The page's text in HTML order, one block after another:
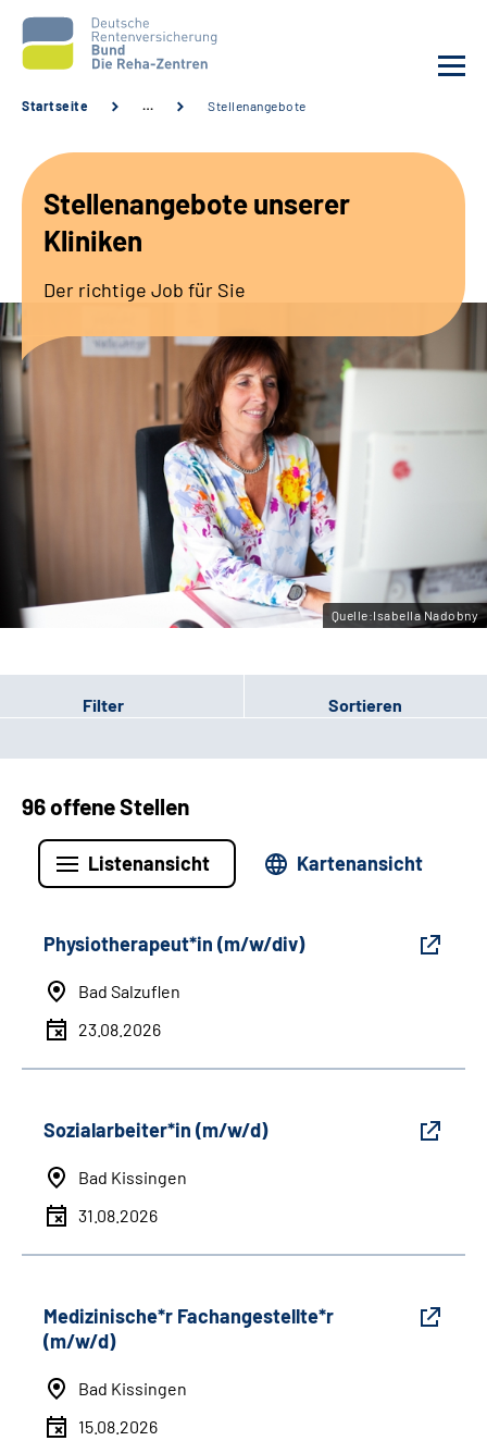
Unsere Kliniken
Sozialdienste & Zuweisende
Erweiterte Suche
Gebärdensprache
Leichte Sprache
Startseite … Stellenangebote
Stellenangebote unserer
Kliniken
Der richtige Job für Sie
Quelle:Isabella Nadobny
Filter Sortieren
96 offene Stellen
Listenansicht Kartenansicht
Physiotherapeut*in (m/w/div)
Bad Salzuflen
23.08.2026
Sozialarbeiter*in (m/w/d)
Bad Kissingen
31.08.2026
Medizinische*r Fachangestellte*r
(m/w/d)
Bad Kissingen
15.08.2026